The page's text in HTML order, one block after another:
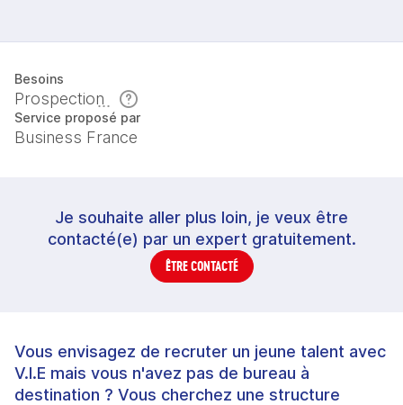
Besoins
Prospection
Service proposé par
Business France
Je souhaite aller plus loin, je veux être
contacté(e) par un expert gratuitement.
ÊTRE CONTACTÉ
Vous envisagez de recruter un jeune talent avec
V.I.E mais vous n'avez pas de bureau à
destination ? Vous cherchez une structure